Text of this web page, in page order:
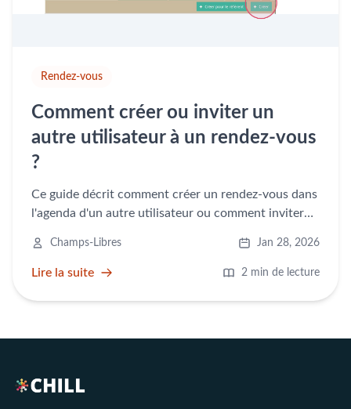
Rendez-vous
Comment créer ou inviter un
autre utilisateur à un rendez-vous
?
Ce guide décrit comment créer un rendez-vous dans
l'agenda d'un autre utilisateur ou comment inviter
Champs-Libres Jan 28, 2026
Lire la suite 2 min de lecture